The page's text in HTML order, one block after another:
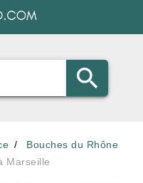
Bouches du Rhône
Marseille